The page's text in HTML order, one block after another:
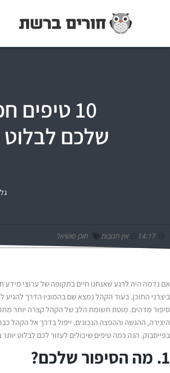
10
שלכם לבלוט
14:17 אין תגובות תוכן סושיאל
אם נדמה היה לרגע שאנחנו חיים בתקופה של ערוצי
ביצרני התוכן. בעוד הקהל נמצא שם בהמוניו הדרך
סיפור מדהים. מוטת תשומת הלב של הקהל קצרה יותר
היצירה, ההגשה וההפצה הנכונים, ייפול בדרך אל הקהל
בפייסבוק. הנה כמה טיפים שיכולים לעזור לכם לבלוט
1. מה הסיפור שלכם?